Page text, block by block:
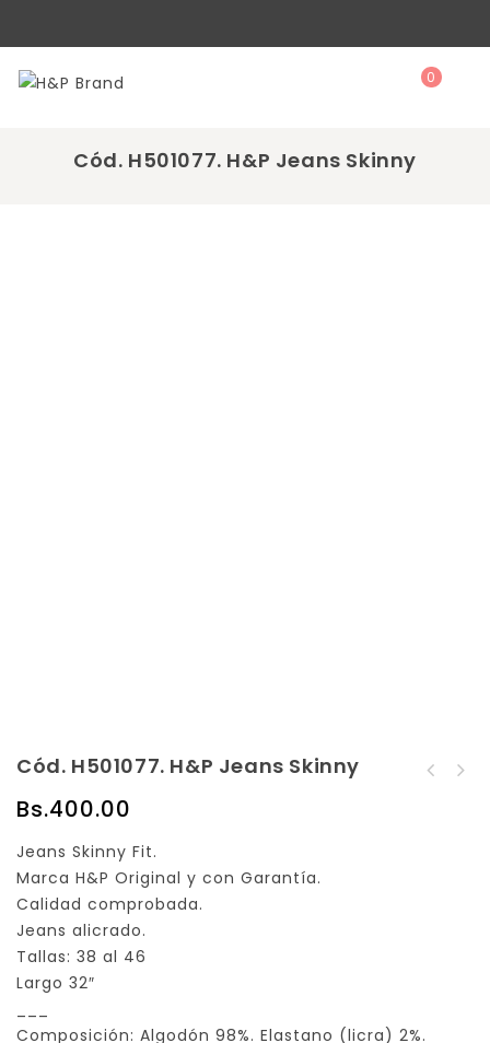
0
Cód. H501077. H&P Jeans Skinny
Cód. H501077. H&P Jeans Skinny
Bs.400.00
Jeans Skinny Fit.
Marca H&P Original y con Garantía.
Calidad comprobada.
Jeans alicrado.
Tallas: 38 al 46
Largo 32″
Composición: Algodón 98%. Elastano (licra) 2%.